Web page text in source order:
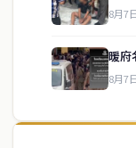
8月7
暖府
8月7
關於我們
泰國中文新聞（TCN